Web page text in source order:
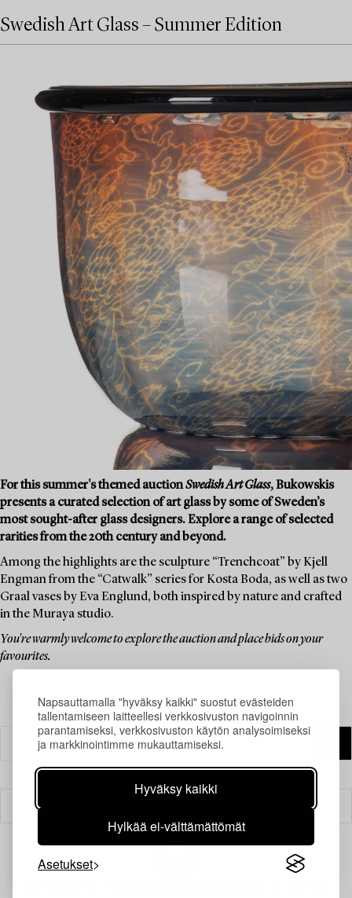
Napsauttamalla "hyväksy kaikki" suostut evästeiden
tallentamiseen laitteellesi verkkosivuston navigoinnin
parantamiseksi, verkkosivuston käytön analysoimiseksi
ja markkinointimme mukauttamiseksi.
Hyväksy kaikki
Hylkää ei-välttämättömät
Asetukset
Swedish Art Glass – Summer Edition
For this summer's themed auctionSwedish Art Glass, Bukowskis
presents a curated selection of art glass by some of Sweden’s
most sought-after glass designers. Explore a range of selected
rarities from the 20th century and beyond.
Among the highlights are the sculpture “Trenchcoat” by Kjell
Engman from the “Catwalk” series for Kosta Boda, as well as two
Graal vases by Eva Englund, both inspired by nature and crafted
in the Muraya studio.
You're warmly welcome to explore the auction and place bids on your
favourites.